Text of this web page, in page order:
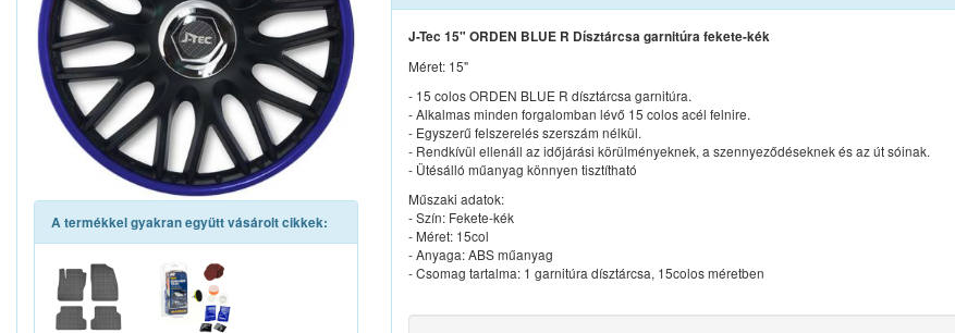
A termékkel gyakran együtt vásárolt cikkek:
J-Tec 15" ORDEN BLUE R Dísztárcsa garnitúra fekete-kék
Méret: 15"
- 15 colos ORDEN BLUE R dísztárcsa garnitúra.
- Alkalmas minden forgalomban lévő 15 colos acél felnire.
- Egyszerű felszerelés szerszám nélkül.
- Rendkívül ellenáll az időjárási körülményeknek, a szennyeződéseknek és az út sóinak.
- Ütésálló műanyag könnyen tisztítható
Műszaki adatok:
- Szín: Fekete-kék
- Méret: 15col
- Anyaga: ABS műanyag
- Csomag tartalma: 1 garnitúra dísztárcsa, 15colos méretben